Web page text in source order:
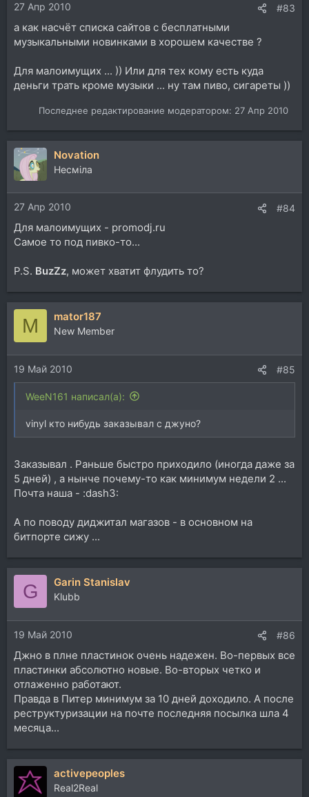
:27 Апр 2010 #83
а как насчёт списка сайтов с бесплатными
музыкальными новинками в хорошем качестве ?
Для малоимущих ... )) Или для тех кому есть куда
деньги трать кроме музыки ... ну там пиво, сигареты ))
Последнее редактирование модератором: 27 Апр 2010
Novation
Несміла
27 Апр 2010 #84
Для малоимущих - promodj.ru
Самое то под пивко-то...
P.S. BuzZz, может хватит флудить то?
M mator187
New Member
19 Май 2010 #85
WeeN161 написал(а):
vinyl кто нибудь заказывал с джуно?
Заказывал . Раньше быстро приходило (иногда даже за
5 дней) , а нынче почему-то как минимум недели 2 ...
Почта наша - :dash3:
А по поводу диджитал магазов - в основном на
битпорте сижу ...
G Garin Stanislav
Klubb
19 Май 2010 #86
Джно в плне пластинок очень надежен. Во-первых все
пластинки абсолютно новые. Во-вторых четко и
отлаженно работают.
Правда в Питер минимум за 10 дней доходило. А после
реструктуризации на почте последняя посылка шла 4
месяца...
activepeoples
Real2Real